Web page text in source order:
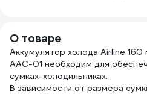
О товаре
Аккумулятор холода Airline 160
AAC-01 необходим для
сумках-холодильниках.
В зависимости от размера